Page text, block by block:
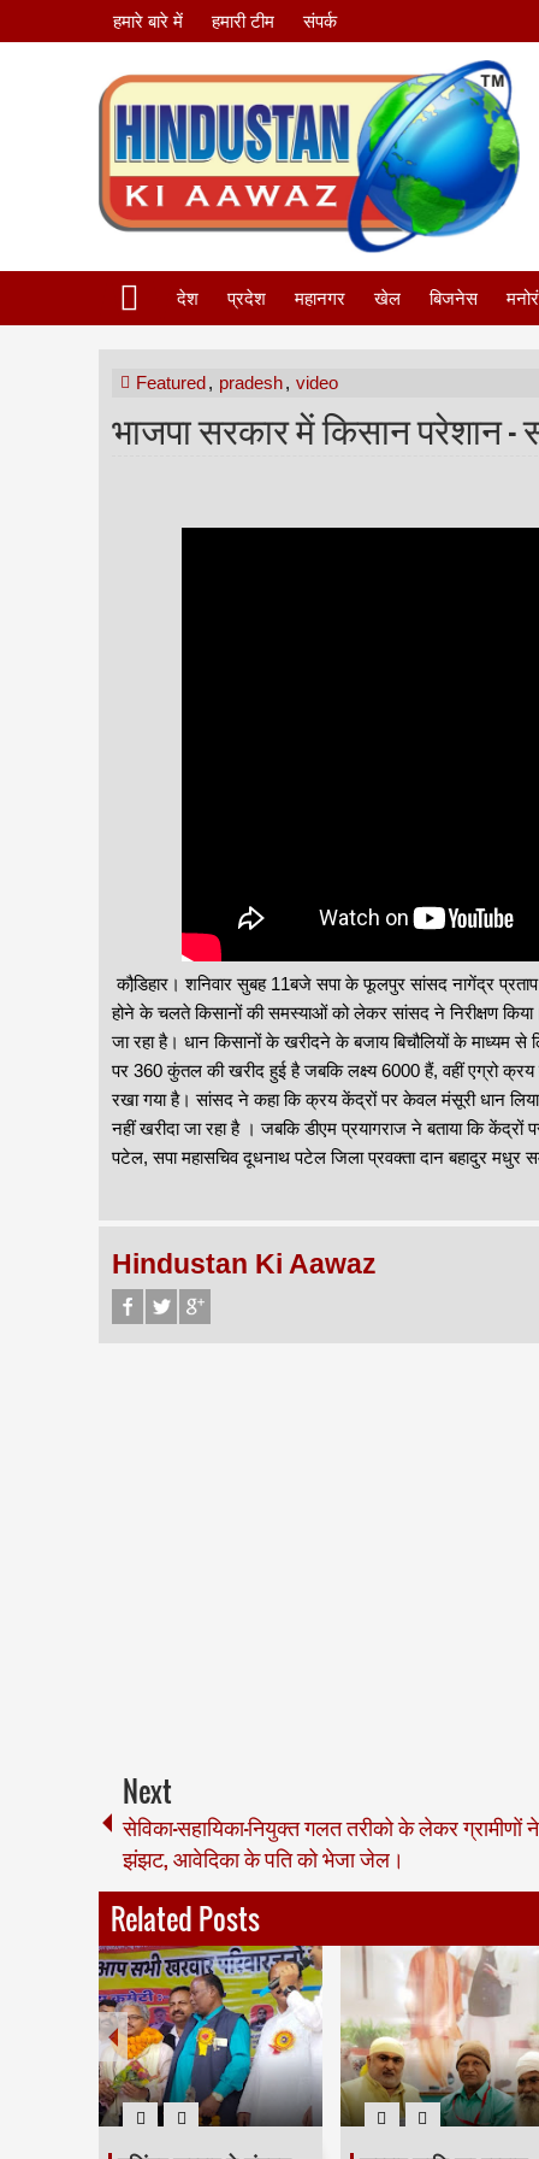
हमारे बारे में हमारी टीम संपर्क
देश प्रदेश महानगर खेल बिजनेस
Featured, pradesh, video
भाजपा सरकार में किसान परेशान -
कौडि़हार। शनिवार सुबह 11बजे सपा के फूलपुर सांसद नागेंद्र
होने के चलते किसानों की समस्याओं को लेकर सांसद ने निरीक्षण
जा रहा है। धान किसानों के खरीदने के बजाय बिचौलियों के माध्यम
पर 360 कुंतल की खरीद हुई है जबकि लक्ष्य 6000 हैं, वहीं एग्रो
रखा गया है। सांसद ने कहा कि क्रय केंद्रों पर केवल मंसूरी धान
नहीं खरीदा जा रहा है । जबकि डीएम प्रयागराज ने बताया कि केंद्रों
पटेल, सपा महासचिव दूधनाथ पटेल जिला प्रवक्ता दान बहादुर मधुर
Hindustan Ki Aawaz
Next
सेविका-सहायिका-नियुक्त गलत तरीको के लेकर ग्रामीणों
झंझट, आवेदिका के पति को भेजा जेल।
Related Posts